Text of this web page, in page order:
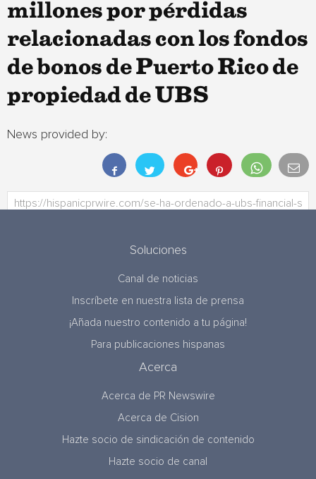
millones por pérdidas
relacionadas con los fondos
de bonos de Puerto Rico de
propiedad de UBS
News provided by:
Soluciones
Canal de noticias
Inscríbete en nuestra lista de prensa
¡Añada nuestro contenido a tu página!
Para publicaciones hispanas
Acerca
Acerca de PR Newswire
Acerca de Cision
Hazte socio de sindicación de contenido
Hazte socio de canal